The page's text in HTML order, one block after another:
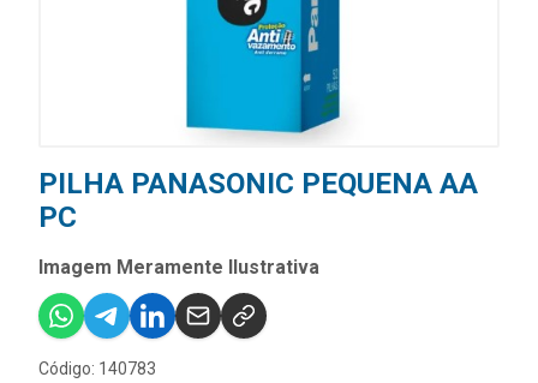
PILHA PANASONIC PEQUENA AA
PC
Imagem Meramente Ilustrativa
Código: 140783